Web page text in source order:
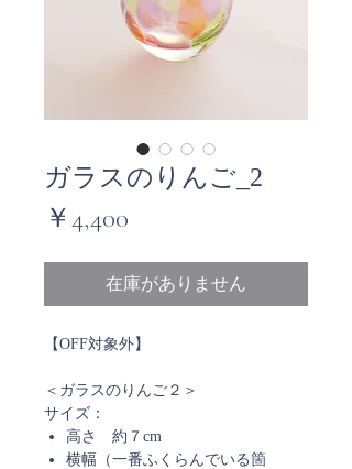
ガラスのりんご_2
￥4,400
在庫がありません
【OFF対象外】
＜ガラスのりんご２＞
サイズ：
高さ 約７cm
横幅（一番ふくらんでいる箇